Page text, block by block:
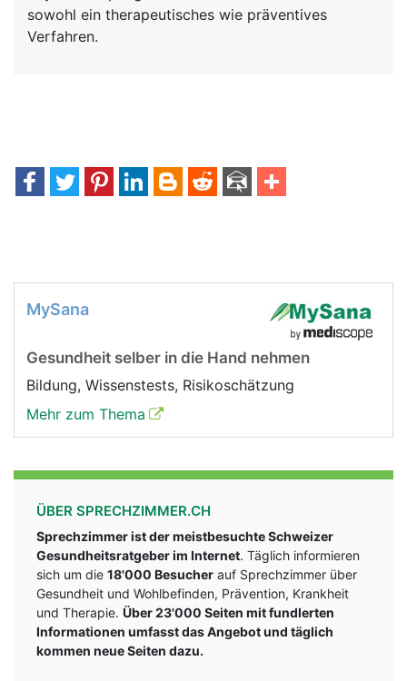
sowohl ein therapeutisches wie präventives
Verfahren.
MySana
Gesundheit selber in die Hand nehmen
Bildung, Wissenstests, Risikoschätzung
Mehr zum Thema
ÜBER SPRECHZIMMER.CH
Sprechzimmer ist der meistbesuchte Schweizer
Gesundheitsratgeber im Internet. Täglich informieren
sich um die 18'000 Besucher auf Sprechzimmer über
Gesundheit und Wohlbefinden, Prävention, Krankheit
und Therapie. Über 23'000 Seiten mit fundlerten
Informationen umfasst das Angebot und täglich
kommen neue Seiten dazu.